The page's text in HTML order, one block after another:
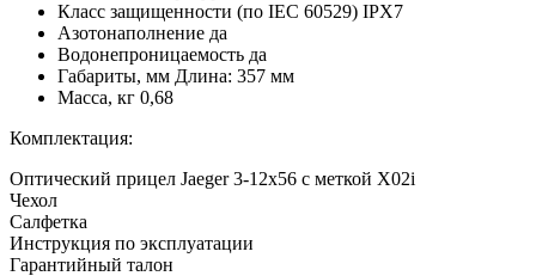
Класс защищенности (по IEC 60529) IPX7
Азотонаполнение да
Водонепроницаемость да
Габариты, мм Длина: 357 мм
Масса, кг 0,68
Комплектация:
Оптический прицел Jaeger 3-12x56 с меткой X02i
Чехол
Салфетка
Инструкция по эксплуатации
Гарантийный талон